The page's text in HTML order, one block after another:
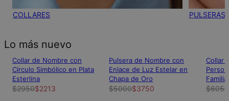
COLLARES PULSERAS
Lo más nuevo
Collar de Nombre con
Círculo Simbólico en Plata
Esterlina
$2950$2213
Pulsera de Nombre con
Enlace de Luz Estelar en
Chapa de Oro
$5000$3750
Collar
$6050